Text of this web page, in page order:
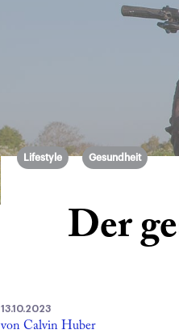
Lifestyle Gesundheit
Der
13.10.2023
von Calvin Huber